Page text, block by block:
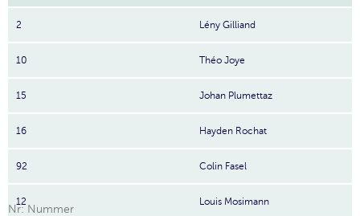
2 Lény Gilliand
10 Théo Joye
15 Johan Plumettaz
16 Hayden Rochat
92 Colin Fasel
12 Louis Mosimann
Nr: Nummer